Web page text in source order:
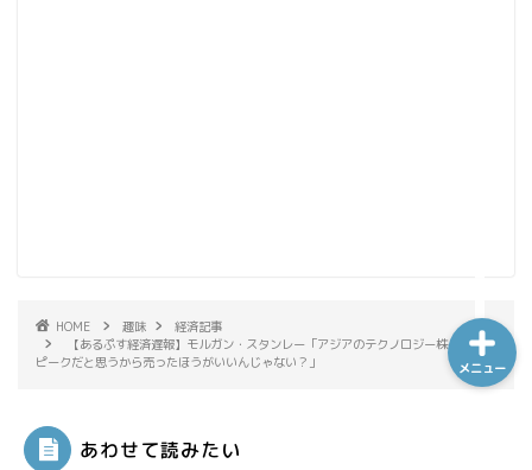
HOME 趣味
経済記事
【あるぷす経済遅報】モルガン・スタンレー「アジアのテクノロジー株？相場の
ピークだと思うから売ったほうがいいんじゃない？」
あわせて読みたい
メニュー